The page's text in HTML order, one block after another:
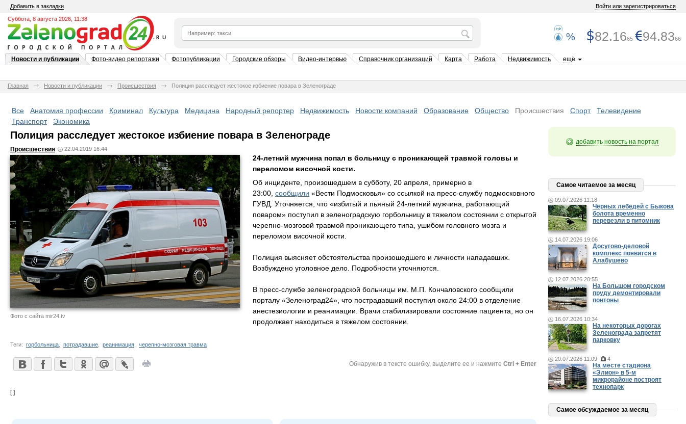
Добавить в закладки Войти или зарегистрироваться
Суббота, 8 августа 2026, 11:38
% 82.1665 94.8366
Новости и публикации Фото-видео репортажи Фотопубликации Городские обзоры Видео-интервью Справочник организаций Карта Работа Недвижимость ещё
Главная Новости и публикации Происшествия Полиция расследует жестокое избиение повара в Зеленограде
Все Анатомия профессии Криминал Культура Медицина Народный репортер Недвижимость Новости компаний Образование Общество Происшествия Спорт
Телевидение
Транспорт
Экономика
Полиция расследует жестокое избиение повара в Зеленограде
Происшествия 22.04.2019 16:44
Фото с сайта mir24.tv
24-летний мужчина попал в больницу с проникающей травмой головы и
переломом височной кости.
Об инциденте, произошедшем в субботу, 20 апреля, примерно в
23:00, сообщили «Вести Подмосковья» со ссылкой на пресс-службу подмосковного
ГУВД. Уточняется, что «избитый и пьяный 24-летний мужчина, работающий
поваром» поступил в зеленоградскую горбольницу в тяжелом состоянии с открытой
черепно-мозговой травмой проникающего типа, ушибом головного мозга и
переломом височной кости.
Полиция выясняет обстоятельства произошедшего и личности нападавших.
Возбуждено уголовное дело. Подробности уточняются.
В пресс-службе зеленоградской больницы им. М.П. Кончаловского сообщили
порталу «Зеленоград24», что пострадавший поступил около 24:00 в отделение
анестезиологии и реанимации. Врачи стабилизировали состояние пациента, но он
продолжает находиться в тяжелом состоянии.
Теги: горбольница потрадавшие реанимация черепно-мозговая травма
Обнаружив в тексте ошибку, выделите ее и нажмите Ctrl + Enter
[ ]
добавить новость на портал
Самое читаемое за месяц
09.07.2026 11:18
Чёрных лебедей с Быкова
болота временно
перевезли в питомник
14.07.2026 19:06
Досугово-деловой
комплекс появится в
Алабушево
12.07.2026 20:55
На Большом городском
пруду демонтировали
понтоны
16.07.2026 10:34
На некоторых дорогах
Зеленограда запретят
парковку
20.07.2026 11:09 4
На месте стадиона
«Элион» в 5-м
микрорайоне построят
технопарк
Самое обсуждаемое за месяц